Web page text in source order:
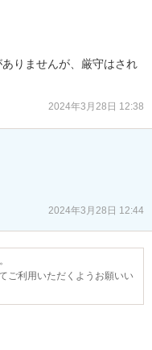
りませんが、厳守はされ
2024年3月28日 12:38
2024年3月28日 12:44
ご利用いただくようお願いい